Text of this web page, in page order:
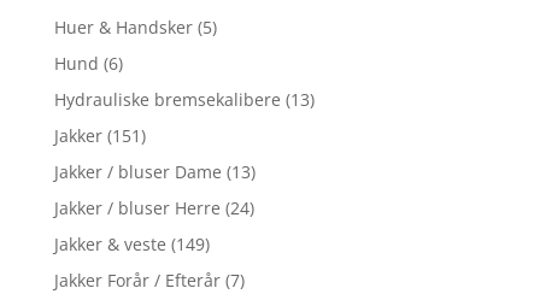
Huer & Handsker (5)
Hund (6)
Hydrauliske bremsekalibere (13)
Jakker (151)
Jakker / bluser Dame (13)
Jakker / bluser Herre (24)
Jakker & veste (149)
Jakker Forår / Efterår (7)